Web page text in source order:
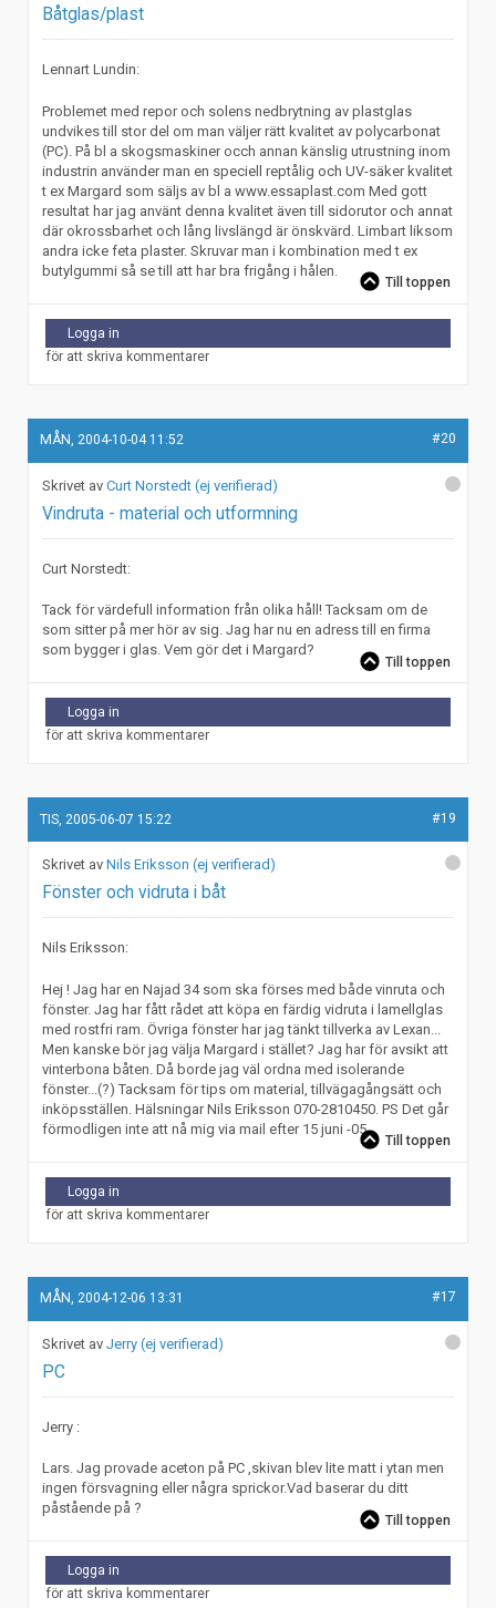
Båtglas/plast
Lennart Lundin:
Problemet med repor och solens nedbrytning av plastglas
undvikes till stor del om man väljer rätt kvalitet av polycarbonat
(PC). På bl a skogsmaskiner occh annan känslig utrustning inom
industrin använder man en speciell reptålig och UV-säker kvalitet
t ex Margard som säljs av bl a www.essaplast.com Med gott
resultat har jag använt denna kvalitet även till sidorutor och annat
där okrossbarhet och lång livslängd är önskvärd. Limbart liksom
andra icke feta plaster. Skruvar man i kombination med t ex
butylgummi så se till att har bra frigång i hålen.
Till toppen
Logga in
för att skriva kommentarer
MÅN, 2004-10-04 11:52 #20
Curt Norstedt (ej verifierad)
Vindruta - material och utformning
Curt Norstedt:
Tack för värdefull information från olika håll! Tacksam om de
som sitter på mer hör av sig. Jag har nu en adress till en firma
som bygger i glas. Vem gör det i Margard?
Till toppen
Logga in
för att skriva kommentarer
TIS, 2005-06-07 15:22 #19
Nils Eriksson (ej verifierad)
Fönster och vidruta i båt
Nils Eriksson:
Hej ! Jag har en Najad 34 som ska förses med både vinruta och
fönster. Jag har fått rådet att köpa en färdig vidruta i lamellglas
med rostfri ram. Övriga fönster har jag tänkt tillverka av Lexan...
Men kanske bör jag välja Margard i stället? Jag har för avsikt att
vinterbona båten. Då borde jag väl ordna med isolerande
fönster...(?) Tacksam för tips om material, tillvägagångsätt och
inköpsställen. Hälsningar Nils Eriksson 070-2810450. PS Det går
förmodligen inte att nå mig via mail efter 15 juni -05.
Till toppen
Logga in
för att skriva kommentarer
MÅN, 2004-12-06 13:31 #17
Jerry (ej verifierad)
PC
Jerry :
Lars. Jag provade aceton på PC ,skivan blev lite matt i ytan men
ingen försvagning eller några sprickor.Vad baserar du ditt
påstående på ?
Till toppen
Logga in
för att skriva kommentarer